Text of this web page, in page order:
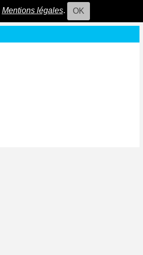
Mentions légales. OK